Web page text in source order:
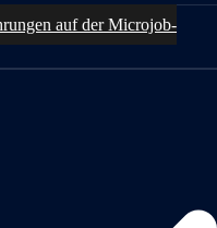
auf der Microjob-